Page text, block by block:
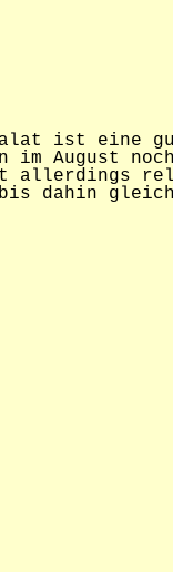
ist eine
im August
allerdings
dahin